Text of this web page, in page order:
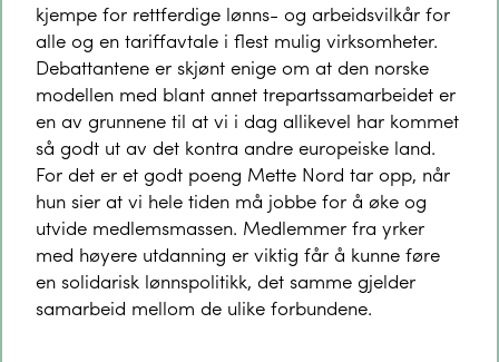
kjempe for rettferdige lønns- og arbeidsvilkår for
alle og en tariffavtale i flest mulig virksomheter.
Debattantene er skjønt enige om at den norske
modellen med blant annet trepartssamarbeidet er
en av grunnene til at vi i dag allikevel har kommet
så godt ut av det kontra andre europeiske land.
For det er et godt poeng Mette Nord tar opp, når
hun sier at vi hele tiden må jobbe for å øke og
utvide medlemsmassen. Medlemmer fra yrker
med høyere utdanning er viktig får å kunne føre
en solidarisk lønnspolitikk, det samme gjelder
samarbeid mellom de ulike forbundene.